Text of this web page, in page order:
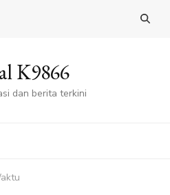
K9866
dan berita terkini